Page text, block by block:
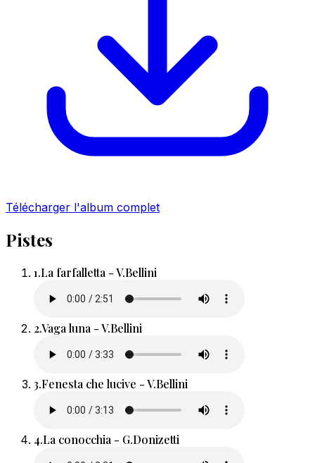
Télécharger l'album complet
Pistes
1.La farfalletta - V.Bellini
2.Vaga luna - V.Bellini
3.Fenesta che lucive - V.Bellini
4.La conocchia - G.Donizetti